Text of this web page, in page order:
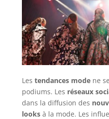
Les tendances modene
podiums. Les réseaux
dans la diffusion des
looksà la mode. Les